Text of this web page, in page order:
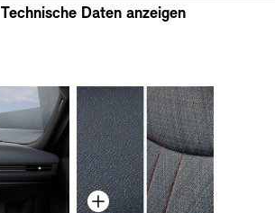
Technische Daten anzeigen